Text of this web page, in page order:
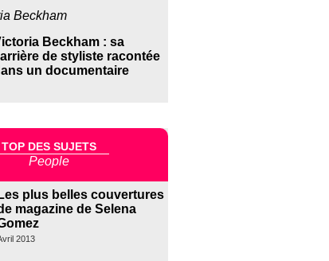
Beckham
Beckham : sa
de styliste racontée
un documentaire
TOP DES SUJETS
People
Les plus belles couvertures
magazine de Selena
2013